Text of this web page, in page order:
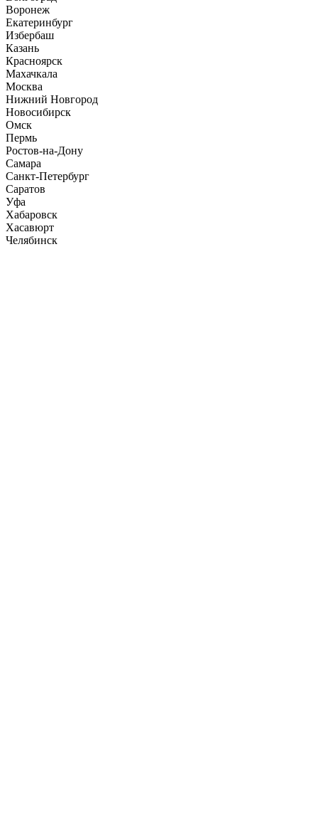
Воронеж
Екатеринбург
Избербаш
Казань
Красноярск
Махачкала
Москва
Нижний Новгород
Новосибирск
Омск
Пермь
Ростов-на-Дону
Самара
Санкт-Петербург
Саратов
Уфа
Хабаровск
Хасавюрт
Челябинск